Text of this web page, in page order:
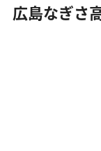
広島なぎさ